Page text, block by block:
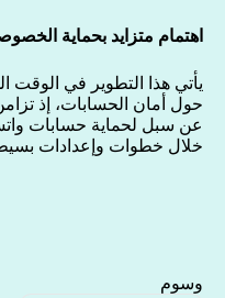
اهتمام متزايد بحماية
يأتي هذا التطوير في الوقت
حول أمان الحسابات، إذ
عن سبل لحماية حسابات
خلال خطوات وإعدادات
وسوم